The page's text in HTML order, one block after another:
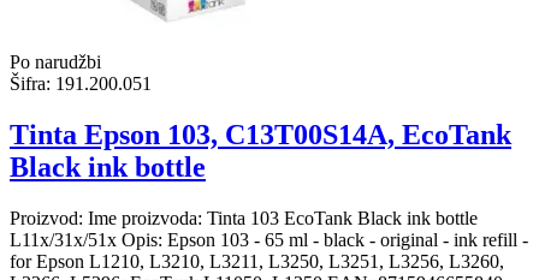
Po narudžbi
Šifra: 191.200.051
Tinta Epson 103, C13T00S14A, EcoTank
Black ink bottle
Proizvod: Ime proizvoda: Tinta 103 EcoTank Black ink bottle
L11x/31x/51x Opis: Epson 103 - 65 ml - black - original - ink refill -
for Epson L1210, L3210, L3211, L3250, L3251, L3256, L3260,